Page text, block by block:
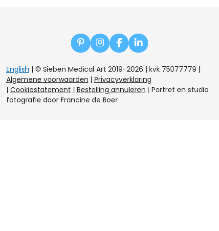
P
i
n
t
e
r
e
I
n
t
a
g
r
F
a
c
e
b
o
L
i
n
k
e
d
English | © Sieben Medical Art 2019-2026 | kvk 75077779 |
Algemene voorwaarden | Privacyverklaring
| Cookiestatement | Bestelling annuleren | Portret en studio
fotografie door Francine de Boer